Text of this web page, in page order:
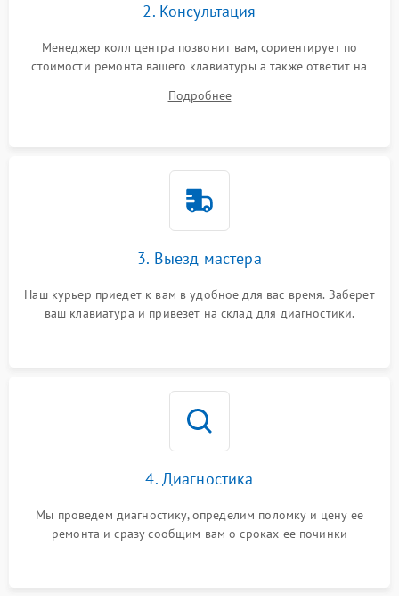
2. Консультация
Менеджер колл центра позвонит вам, сориентирует по
стоимости ремонта вашего клавиатуры а также ответит на
Подробнее
3. Выезд мастера
Наш курьер приедет к вам в удобное для вас время. Заберет
ваш клавиатура и привезет на склад для диагностики.
4. Диагностика
Мы проведем диагностику, определим поломку и цену ее
ремонта и сразу сообщим вам о сроках ее починки